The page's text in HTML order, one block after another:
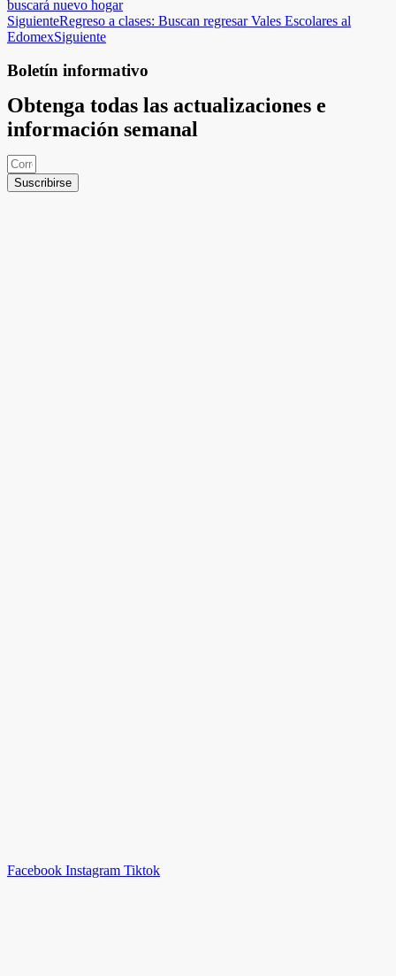
buscará nuevo hogar
SiguienteRegreso a clases: Buscan regresar Vales Escolares al
EdomexSiguiente
Boletín informativo
Obtenga todas las actualizaciones e
información semanal
Suscribirse
Facebook Instagram Tiktok